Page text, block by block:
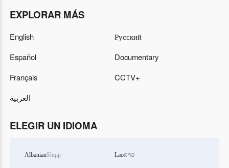
EXPLORAR MÁS
English
Español
Français
العربية
Русский
Documentary
CCTV+
ELEGIR UN IDIOMA
AlbanianShqip Laoລາວ